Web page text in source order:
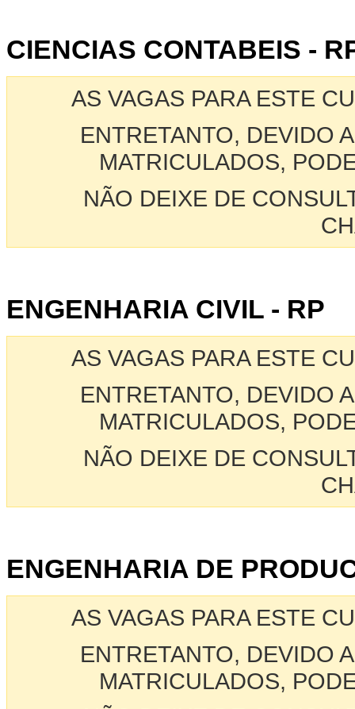
CIENCIAS CONTABEIS -
AS VAGAS PARA ESTE
ENTRETANTO, DEVIDO
MATRICULADOS,
NÃO DEIXE DE
ENGENHARIA CIVIL - RP
AS VAGAS PARA ESTE
ENTRETANTO, DEVIDO
MATRICULADOS,
NÃO DEIXE DE
ENGENHARIA DE
AS VAGAS PARA ESTE
ENTRETANTO, DEVIDO
MATRICULADOS,